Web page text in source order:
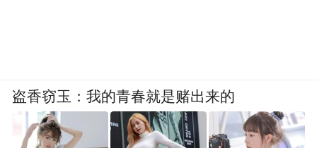
盗香窃玉：我的青春就是赌出来的